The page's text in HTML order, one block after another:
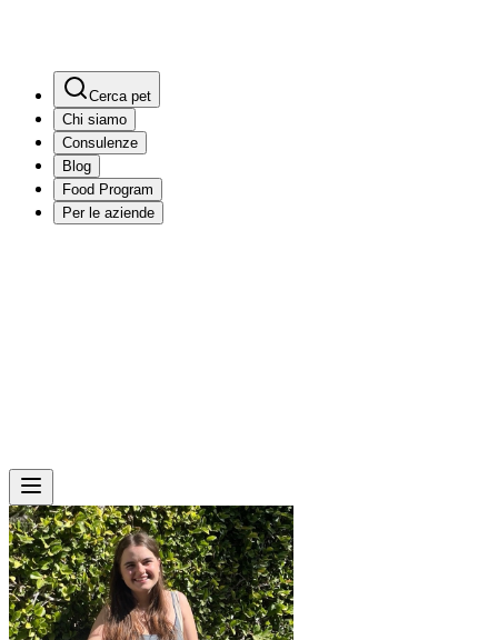
Cerca pet
Chi siamo
Consulenze
Blog
Food Program
Per le aziende